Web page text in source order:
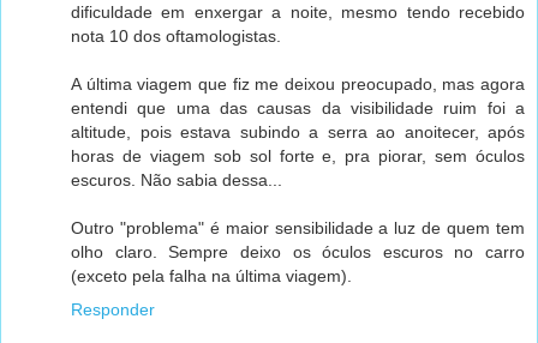
dificuldade em enxergar a noite, mesmo tendo recebido
nota 10 dos oftamologistas.
A última viagem que fiz me deixou preocupado, mas agora
entendi que uma das causas da visibilidade ruim foi a
altitude, pois estava subindo a serra ao anoitecer, após
horas de viagem sob sol forte e, pra piorar, sem óculos
escuros. Não sabia dessa...
Outro "problema" é maior sensibilidade a luz de quem tem
olho claro. Sempre deixo os óculos escuros no carro
(exceto pela falha na última viagem).
Responder